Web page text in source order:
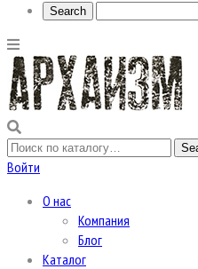
Войти
О нас
Компания
Блог
Каталог